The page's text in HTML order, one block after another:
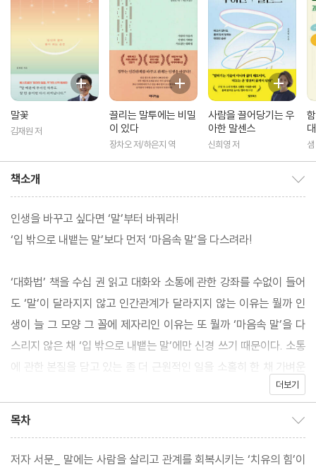
말꽃
김재원 저
끌리는 말투에는 비밀
이 있다
장차오 저/하은지 역
사람을 끌어당기는 우
아한 말센스
신희영 저
책소개
인생을 바꾸고 싶다면 ‘말’부터 바꿔라!
‘입 밖으로 내뱉는 말’보다 먼저 ‘마음속 말’을 다스려라!
‘대화법’ 책을 수십 권 읽고 대화와 소통에 관한 강좌를 수없이 들어
도 ‘말’이 달라지지 않고 인간관계가 달라지지 않는 이유는 뭘까 인
생이 늘 그 모양 그 꼴에 제자리인 이유는 또 뭘까 ‘마음속 말’을 다
스리지 않은 채 ‘입 밖으로 내뱉는 말’에만 신경 쓰기 때문이다. 소통
에 관한 본질을 담고 있는 좀 더 근원적인 일을 소홀히 한 채 가벼운
말에 관한 몇 가지 잔기술과 노하우만으로 ‘말’이 달라지지 않는다.
대화가 달라지지 않고 제대로 된 소통이 이루어지지 않는다. 행동과
더보기
목차
저자 서문_ 말에는 사람을 살리고 관계를 회복시키는 ‘치유의 힘’이